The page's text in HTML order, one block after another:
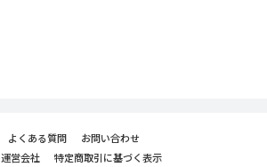
よくある質問
お問い合わせ
運営会社
特定商取引に基づく表示